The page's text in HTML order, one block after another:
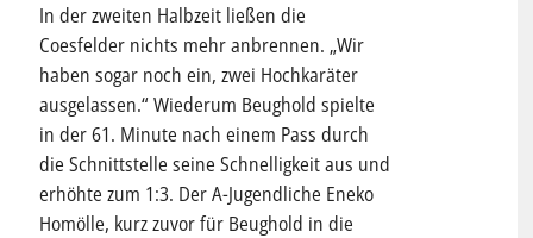
In der zweiten Halbzeit ließen die
Coesfelder nichts mehr anbrennen. „Wir
haben sogar noch ein, zwei Hochkaräter
ausgelassen.“ Wiederum Beughold spielte
in der 61. Minute nach einem Pass durch
die Schnittstelle seine Schnelligkeit aus und
erhöhte zum 1:3. Der A-Jugendliche Eneko
Homölle, kurz zuvor für Beughold in die